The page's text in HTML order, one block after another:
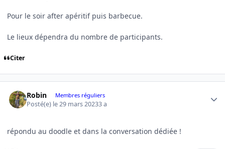
Pour le soir after apéritif puis barbecue.
Le lieux dépendra du nombre de participants.
Citer
Robin Membres réguliers
Posté(e) le 29 mars 20233 a
répondu au doodle et dans la conversation dédiée !